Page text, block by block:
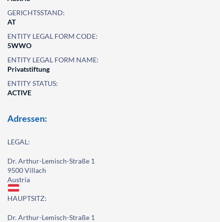
GERICHTSSTAND:
AT
ENTITY LEGAL FORM CODE:
5WWO
ENTITY LEGAL FORM NAME:
Privatstiftung
ENTITY STATUS:
ACTIVE
Adressen:
LEGAL:
Dr. Arthur-Lemisch-Straße 1
9500 Villach
Austria
HAUPTSITZ:
Dr. Arthur-Lemisch-Straße 1